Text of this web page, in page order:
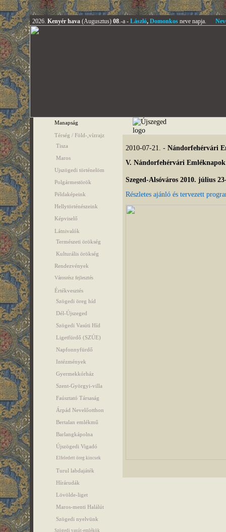
2026. Kenyér hava (Augusztus) 08.-a - László, Domonkosneve napja.
Manapság
Térség / Föld-,vízrajz
Tisza
Maros
Ujszögedi történelöm
Polgármestörök
Példaképeink
Hellytörténészeink
Képviselő
Látnivalók
Természeti örökség
Kulturális örökség
Rendezvények
Városrész fejlesztés
Értékvesztés
Szögedi öreg híd
Dél-Újszeged
Szögedi Vasúti Híd
Ligetfürdő (SZÚE)
Napfonnyfürdő
Intézmények
Gyermekkórház
Szent-Györgyi-villa
Faúsztató Társaság
Árpád Nevelőotthon
Bertalan emlékmű
Barlangkápolna
Újszögedi Vigadó
Elfeledett öreg kincsek
Turul labdajáték
Hírárudák
Lövölde-liget
Maros-menti Halálút
Szögedi nyelvünk
Szögedi vasút-emlékök
2010-07-21. - Nándorfehérvári
V. Nándorfehérvári Emléknapok
Szeged-Alsóváros 2010. július
Részletes ajánló és tervezett